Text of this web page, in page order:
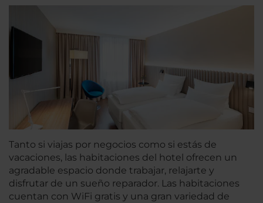
Tanto si viajas por negocios como si estás de
vacaciones, las habitaciones del hotel ofrecen un
agradable espacio donde trabajar, relajarte y
disfrutar de un sueño reparador. Las habitaciones
cuentan con WiFi gratis y una gran variedad de